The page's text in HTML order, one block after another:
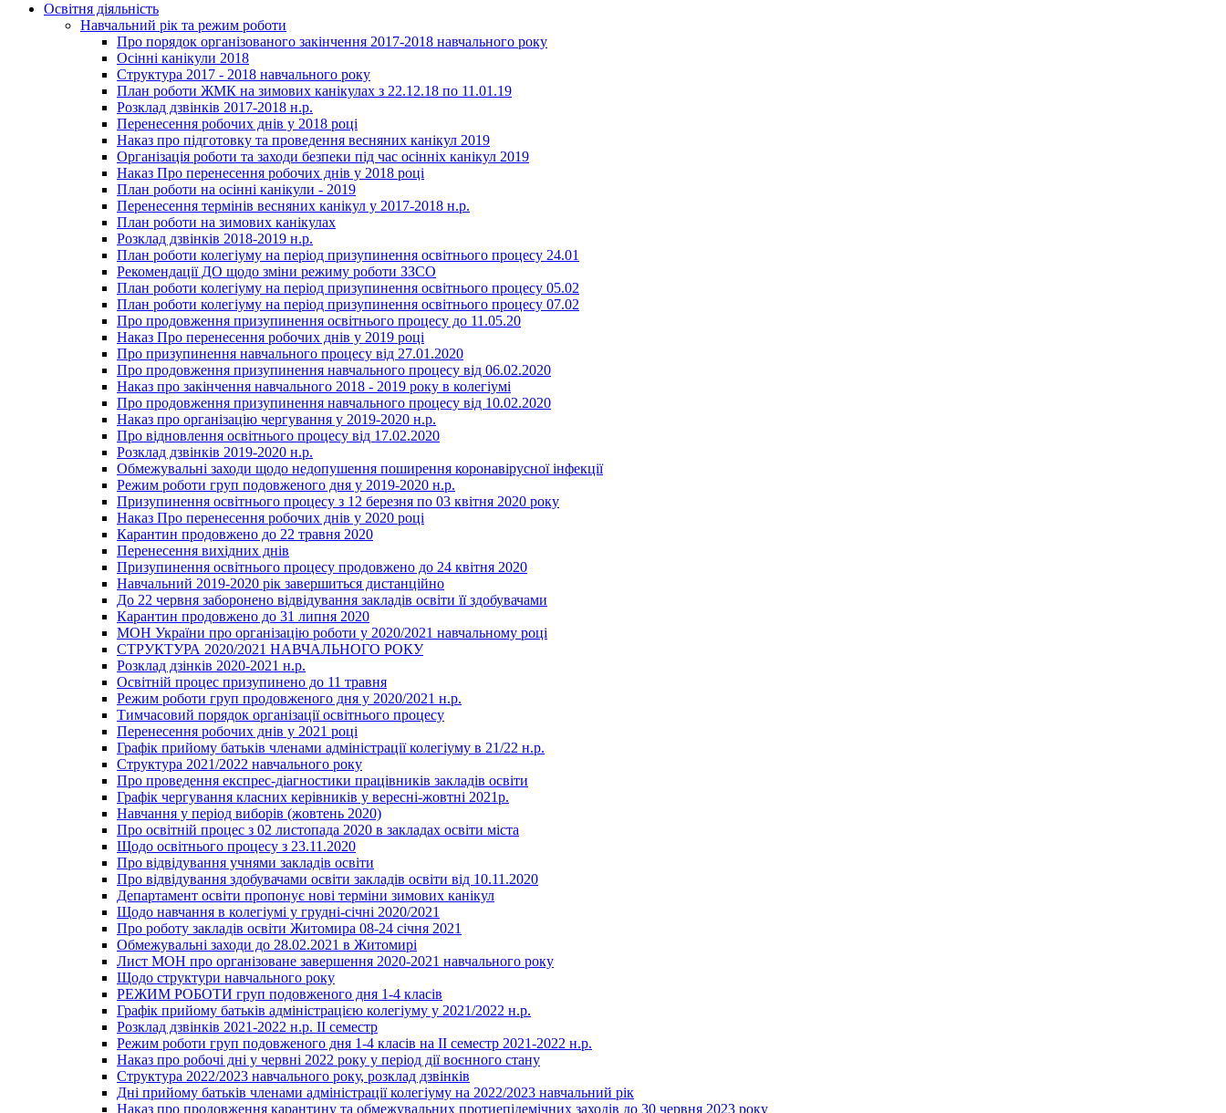
Освітня діяльність
Навчальний рік та режим роботи
Про порядок організованого закінчення 2017-2018 навчального року
Осінні канікули 2018
Структура 2017 - 2018 навчального року
План роботи ЖМК на зимових канікулах з 22.12.18 по 11.01.19
Розклад дзвінків 2017-2018 н.р.
Перенесення робочих днів у 2018 році
Наказ про підготовку та проведення весняних канікул 2019
Організація роботи та заходи безпеки під час осінніх канікул 2019
Наказ Про перенесення робочих днів у 2018 році
План роботи на осінні канікули - 2019
Перенесення термінів весняних канікул у 2017-2018 н.р.
План роботи на зимових канікулах
Розклад дзвінків 2018-2019 н.р.
План роботи колегіуму на період призупинення освітнього процесу 24.01
Рекомендації ДО щодо зміни режиму роботи ЗЗСО
План роботи колегіуму на період призупинення освітнього процесу 05.02
План роботи колегіуму на період призупинення освітнього процесу 07.02
Про продовження призупинення освітнього процесу до 11.05.20
Наказ Про перенесення робочих днів у 2019 році
Про призупинення навчального процесу від 27.01.2020
Про продовження призупинення навчального процесу від 06.02.2020
Наказ про закінчення навчального 2018 - 2019 року в колегіумі
Про продовження призупинення навчального процесу від 10.02.2020
Наказ про організацію чергування у 2019-2020 н.р.
Про відновлення освітнього процесу від 17.02.2020
Розклад дзвінків 2019-2020 н.р.
Обмежувальні заходи щодо недопушення поширення коронавірусної інфекції
Режим роботи груп подовженого дня у 2019-2020 н.р.
Призупинення освітнього процесу з 12 березня по 03 квітня 2020 року
Наказ Про перенесення робочих днів у 2020 році
Карантин продовжено до 22 травня 2020
Перенесення вихідних днів
Призупинення освітнього процесу продовжено до 24 квітня 2020
Навчальний 2019-2020 рік завершиться дистанційно
До 22 червня заборонено відвідування закладів освіти її здобувачами
Карантин продовжено до 31 липня 2020
МОН України про організацію роботи у 2020/2021 навчальному році
СТРУКТУРА 2020/2021 НАВЧАЛЬНОГО РОКУ
Розклад дзінків 2020-2021 н.р.
Освітній процес призупинено до 11 травня
Режим роботи груп продовженого дня у 2020/2021 н.р.
Тимчасовий порядок організації освітнього процесу
Перенесення робочих днів у 2021 році
Графік прийому батьків членами адміністрації колегіуму в 21/22 н.р.
Структура 2021/2022 навчального року
Про проведення експрес-діагностики працівників закладів освіти
Графік чергування класних керівників у вересні-жовтні 2021р.
Навчання у період виборів (жовтень 2020)
Про освітній процес з 02 листопада 2020 в закладах освіти міста
Щодо освітнього процесу з 23.11.2020
Про відвідування учнями закладів освіти
Про відвідування здобувачами освіти закладів освіти від 10.11.2020
Департамент освіти пропонує нові терміни зимових канікул
Щодо навчання в колегіумі у грудні-січні 2020/2021
Про роботу закладів освіти Житомира 08-24 січня 2021
Обмежувальні заходи до 28.02.2021 в Житомирі
Лист МОН про організоване завершення 2020-2021 навчального року
Щодо структури навчального року
РЕЖИМ РОБОТИ груп подовженого дня 1-4 класів
Графік прийому батьків адміністрацією колегіуму у 2021/2022 н.р.
Розклад дзвінків 2021-2022 н.р. ІІ семестр
Режим роботи груп подовженого дня 1-4 класів на ІІ семестр 2021-2022 н.р.
Наказ про робочі дні у червні 2022 року у період дії воєнного стану
Структура 2022/2023 навчального року, розклад дзвінків
Дні прийому батьків членами адміністрації колегіуму на 2022/2023 навчальний рік
Наказ про продовження карантину та обмежувальних протиепідемічних заходів до 30 червня 2023 року